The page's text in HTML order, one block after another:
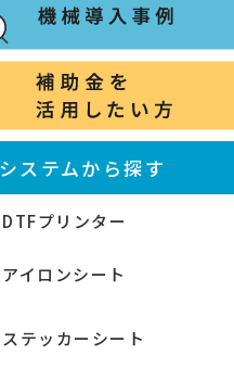
システムから探す
DTFプリンター
アイロンシート
ステッカーシート